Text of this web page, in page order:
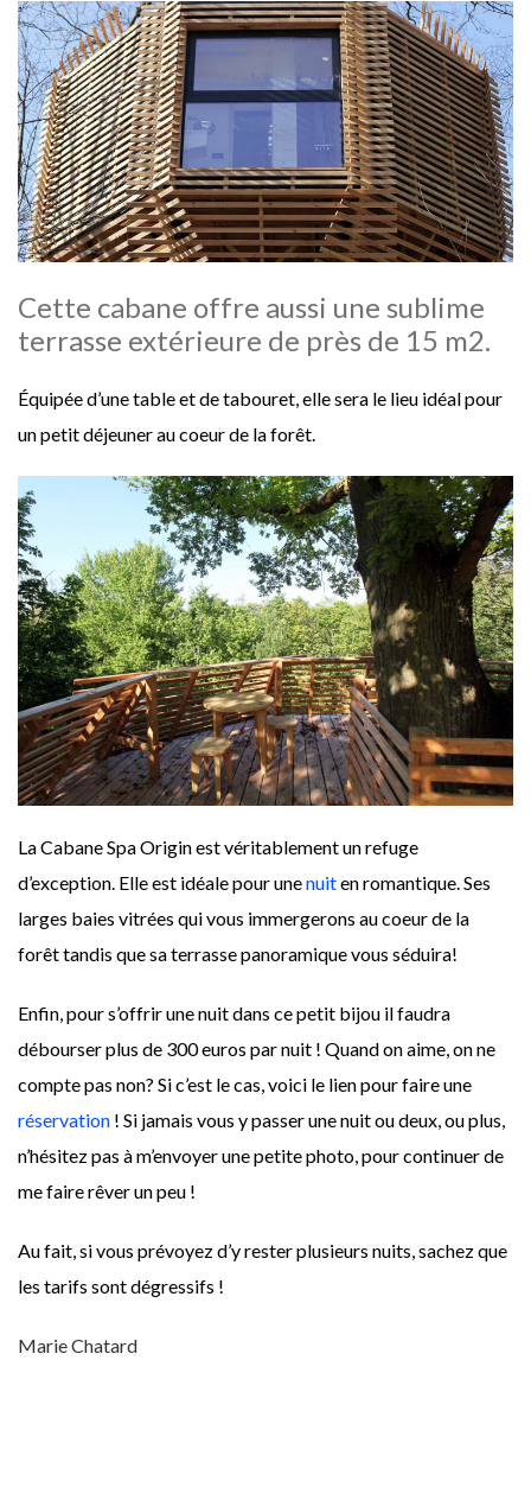
Cette cabane offre aussi une sublime
terrasse extérieure de près de 15 m2.
Équipée d’une table et de tabouret, elle sera le lieu idéal pour
un petit déjeuner au coeur de la forêt.
La Cabane Spa Origin est véritablement un refuge
d’exception. Elle est idéale pour unenuiten romantique. Ses
larges baies vitrées qui vous immergerons au coeur de la
forêt tandis que sa terrasse panoramique vous séduira!
Enfin, pour s’offrir une nuit dans ce petit bijou il faudra
débourser plus de 300 euros par nuit ! Quand on aime, on ne
compte pas non? Si c’est le cas, voici le lien pour faire une
réservation ! Si jamais vous y passer une nuit ou deux, ou plus,
n’hésitez pas à m’envoyer une petite photo, pour continuer de
me faire rêver un peu !
Au fait, si vous prévoyez d’y rester plusieurs nuits, sachez que
les tarifs sont dégressifs !
Marie Chatard